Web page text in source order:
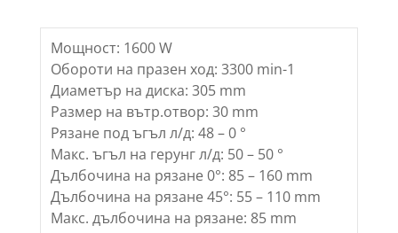
Мощност: 1600 W
Обороти на празен ход: 3300 min-1
Диаметър на диска: 305 mm
Размер на вътр.отвор: 30 mm
Рязане под ъгъл л/д: 48 – 0 °
Макс. ъгъл на герунг л/д: 50 – 50 °
Дълбочина на рязане 0°: 85 – 160 mm
Дълбочина на рязане 45°: 55 – 110 mm
Макс. дълбочина на рязане: 85 mm